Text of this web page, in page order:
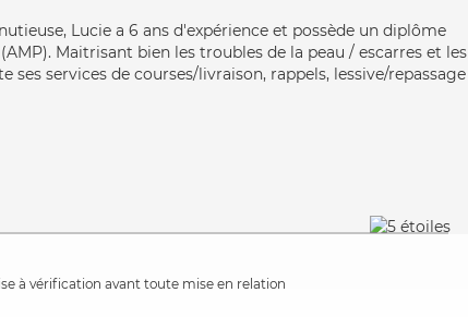
Lucie a 6 ans d'expérience et possède un diplôme
Maitrisant bien les troubles de la peau / escarres et les
ses services de courses/livraison, rappels, lessive/repassage
à vérification avant toute mise en relation